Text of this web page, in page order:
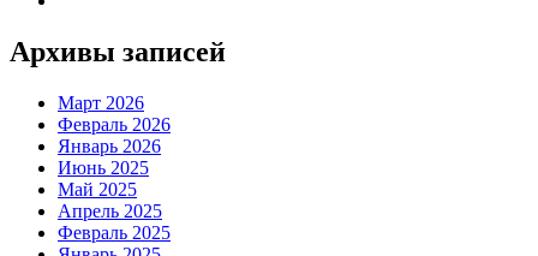
Архивы записей
Март 2026
Февраль 2026
Январь 2026
Июнь 2025
Май 2025
Апрель 2025
Февраль 2025